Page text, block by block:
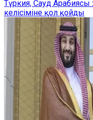
Түркия, Сауд
келісіміне қол қойды